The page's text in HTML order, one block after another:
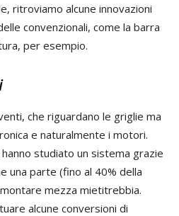
ritroviamo alcune innovazioni
convenzionali, come la barra
per esempio.
che riguardano le griglie ma
e naturalmente i motori.
studiato un sistema grazie
una parte (fino al 40% della
mezza mietitrebbia.
alcune conversioni di